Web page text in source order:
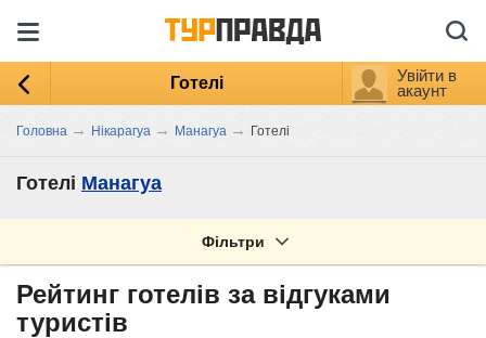
Готелі
Увійти в
акаунт
Головна → Нікарагуа → Манагуа → Готелі
Готелі Манагуа
Фільтри
Рейтинг готелів за відгуками
туристів